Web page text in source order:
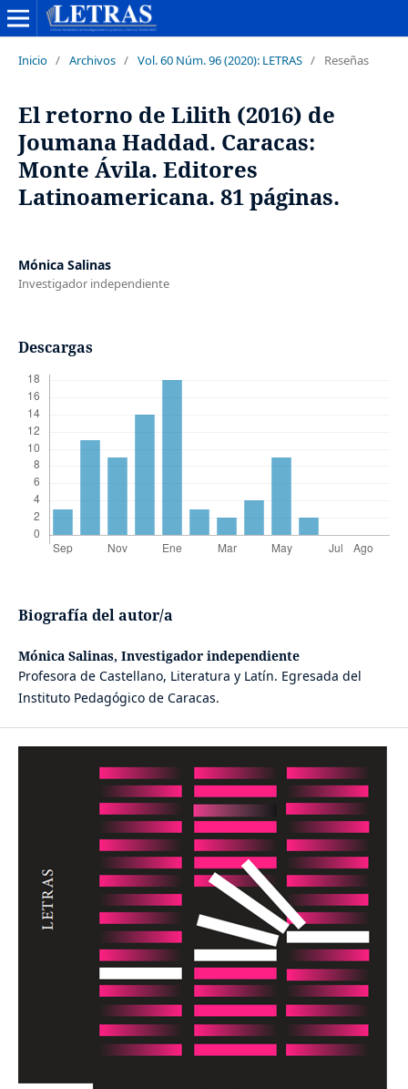
Inicio / Archivos / Vol. 60 Núm. 96 (2020): LETRAS / Reseñas
El retorno de Lilith (2016) de
Joumana Haddad. Caracas:
Monte Ávila. Editores
Latinoamericana. 81 páginas.
Mónica Salinas
Investigador independiente
Descargas
Biografía del autor/a
Mónica Salinas, Investigador independiente
Profesora de Castellano, Literatura y Latín. Egresada del
Instituto Pedagógico de Caracas.